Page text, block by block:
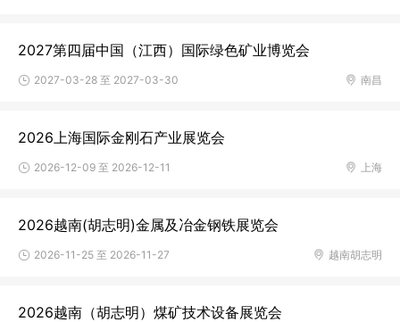
2027第四届中国（江西）国际绿色矿业博览会
南昌
2027-03-28 至 2027-03-30
2026上海国际金刚石产业展览会
上海
2026-12-09 至 2026-12-11
2026越南(胡志明)金属及冶金钢铁展览会
越南胡志明
2026-11-25 至 2026-11-27
2026越南（胡志明）煤矿技术设备展览会